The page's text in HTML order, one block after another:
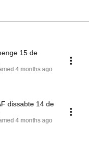
15 de
4 months ago
dissabte 14 de
4 months ago